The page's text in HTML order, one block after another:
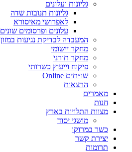
גליונות ועלונים
גליונות תנובות שדה
לאפרושי מאיסורא
עלונים ופרסומים שונים
המעבדה לבדיקת נגיעות במזון
מחקר יישומי
מחקר תורני
פיקוח וייעוץ כשרותי
שו״תים Online
הרצאות
מאמרים
חנות
מצוות התלויות בארץ
מושגי יסוד
כשר במרוקו
יצירת קשר
תרומות